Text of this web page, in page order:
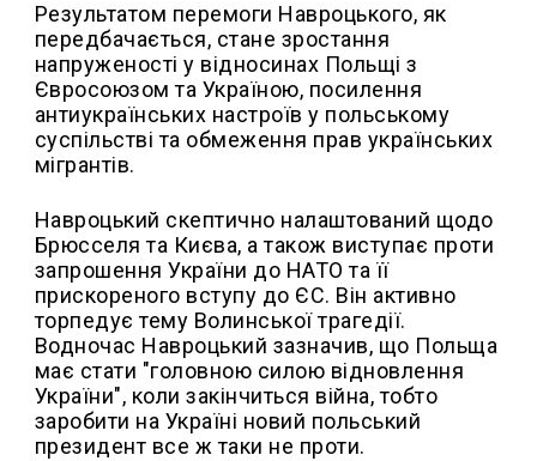
Результатом перемоги Навроцького, як
передбачається, стане зростання
напруженості у відносинах Польщі з
Євросоюзом та Україною, посилення
антиукраїнських настроїв у польському
суспільстві та обмеження прав українських
мігрантів.
Навроцький скептично налаштований щодо
Брюсселя та Києва, а також виступає проти
запрошення України до НАТО та її
прискореного вступу до ЄС. Він активно
торпедує тему Волинської трагедії.
Водночас Навроцький зазначив, що Польща
має стати "головною силою відновлення
України", коли закінчиться війна, тобто
заробити на Україні новий польський
президент все ж таки не проти.